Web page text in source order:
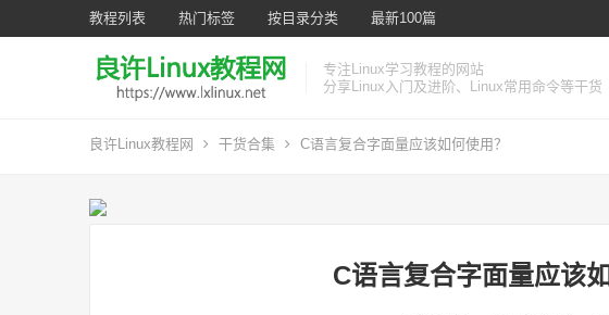
教程列表 热门标签 按目录分类 最新100篇
专注Linux学习教程的网站
分享Linux入门及进阶、Linux常用命令等干货
良许Linux教程网 干货合集 C语言复合字面量应该如何使用？
C语言复合字面量应该